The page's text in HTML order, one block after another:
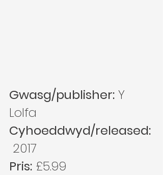
Gwasg/publisher: Y
Lolfa
Cyhoeddwyd/released:
2017
Pris: £5.99